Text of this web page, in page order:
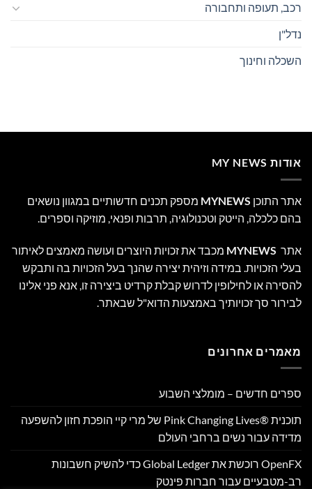
רכב, תעופה ותחבורה
נדל"ן
השכלה וחינוך
אודות MY NEWS
אתר התוכן MYNEWS מספק תכנים חדשותיים במגוון נושאים
בהם כלכלה, הייטק וטכנולוגיה, תרבות ופנאי, מוזיקה וספרים.
אתר MYNEWS מכבד את זכויות היוצרים ועושה מאמצים לאיתור
בעלי הזכויות. במידה וזיהית יצירה שהנך בעל הזכויות בה ותבקש
להסירה או לחילופין לדרוש קבלת קרדיט ביצירה זו, אנא פני אלינו
לבירור סך זכויותיך באמצעות הדוא"ל שבאתר.
מאמרים אחרונים
ספרים חדשים – מומלצי השבוע
תוכנית Pink Changing Lives®‎ של מרי קיי הופכת חזון להשפעה
מדידה עבור נשים ברחבי העולם
OpenFX רוכשת את Global Ledger כדי להשיק חשבונות
רב-מטבעיים עבור חברות פינטק